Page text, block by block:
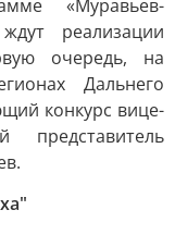
«Муравьев-
реализации
очередь, на
Дальнего
конкурс вице-